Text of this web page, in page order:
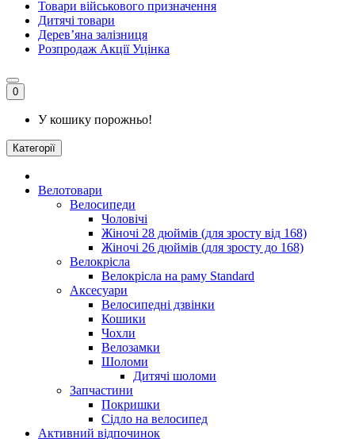
Товари військового призначення
Дитячі товари
Дерев’яна залізниця
Розпродаж Акції Уцінка
0
У кошику порожньо!
Категорії
Велотовари
Велосипеди
Чоловічі
Жіночі 28 дюймів (для зросту від 168)
Жіночі 26 дюймів (для зросту до 168)
Велокрісла
Велокрісла на раму Standard
Аксесуари
Велосипедні дзвінки
Кошики
Чохли
Велозамки
Шоломи
Дитячі шоломи
Запчастини
Покришки
Сідло на велосипед
Активний відпочинок